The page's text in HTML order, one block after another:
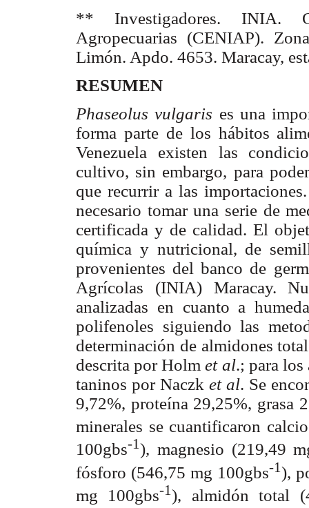
** Investigadores. INIA.
Agropecuarias (CENIAP).
Limón. Apdo. 4653. Maracay,
RESUMEN
Phaseolus vulgaris es una
forma parte de los hábitos
Venezuela existen las
cultivo, sin embargo, para
que recurrir a las
necesario tomar una serie de
certificada y de calidad. El
química y nutricional, de
provenientes del banco de
Agrícolas (INIA) Maracay.
analizadas en cuanto a
polifenoles siguiendo las
determinación de almidones
descrita por Holm et al.; para los
taninos por Naczk et al. Se
9,72%, proteína 29,25%, grasa
minerales se cuantificaron
100gbs-1), magnesio (219,49
fósforo (546,75 mg 100gbs-1),
mg 100gbs-1), almidón total